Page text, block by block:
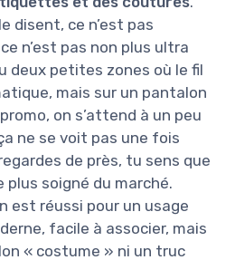
disent, ce n’est pas
n’est pas non plus ultra
deux petites zones où le fil
mais sur un pantalon
on s’attend à un peu
ne se voit pas une fois
de près, tu sens que
plus soigné du marché.
est réussi pour un usage
facile à associer, mais
« costume » ni un truc